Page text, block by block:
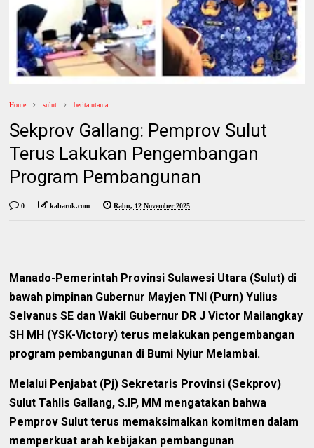
Home sulut berita utama
Sekprov Gallang: Pemprov Sulut
Terus Lakukan Pengembangan
Program Pembangunan
0 kabarok.com Rabu, 12 November 2025
Manado-Pemerintah Provinsi Sulawesi Utara (Sulut) di
bawah pimpinan Gubernur Mayjen TNI (Purn) Yulius
Selvanus SE dan Wakil Gubernur DR J Victor Mailangkay
SH MH (YSK-Victory) terus melakukan pengembangan
program pembangunan di Bumi Nyiur Melambai.
Melalui Penjabat (Pj) Sekretaris Provinsi (Sekprov)
Sulut Tahlis Gallang, S.IP, MM mengatakan bahwa
Pemprov Sulut terus memaksimalkan komitmen dalam
memperkuat arah kebijakan pembangunan